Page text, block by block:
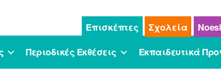
Επισκέπτες Σχολεία
Περιοδικές Εκθέσεις Εκπαιδευτικά